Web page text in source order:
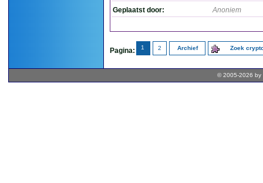
Geplaatst door: Anoniem
Pagina: 1 2 Archief Zoek
© 2005-2026 by